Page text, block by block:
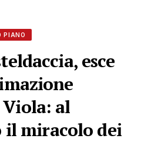
PIANO
esce
al
miracolo dei